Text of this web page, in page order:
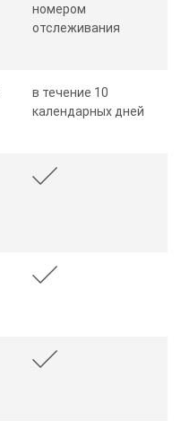
номером
отслеживания
в течение 10
календарных дней